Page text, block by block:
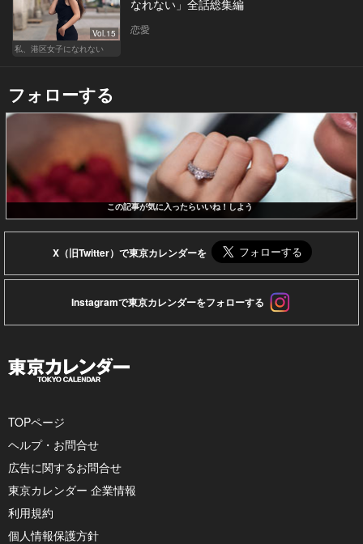
Vol.15
私、港区女子になれない
なれない」全話総集編
恋愛
フォローする
この記事が気に入ったらいいね！しよう
X（旧Twitter）で東京カレンダーを
Instagramで東京カレンダーをフォローする
TOPページ
ヘルプ・お問合せ
広告に関するお問合せ
東京カレンダー 企業情報
利用規約
個人情報保護方針